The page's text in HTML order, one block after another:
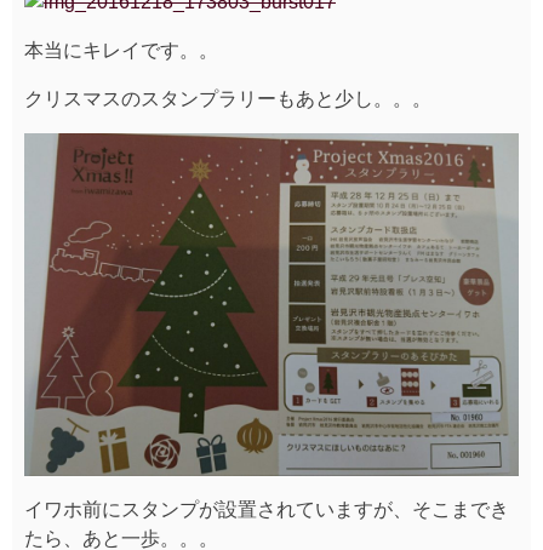
本当にキレイです。。
クリスマスのスタンプラリーもあと少し。。。
イワホ前にスタンプが設置されていますが、そこまでき
たら、あと一歩。。。